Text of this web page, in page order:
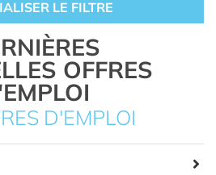
LE FILTRE
OFFRES
D'EMPLOI